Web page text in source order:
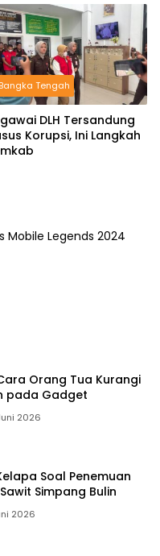
Bangka Tengah
DLH Tersandung
Korupsi, Ini Langkah
Mobile Legends 2024
Orang Tua Kurangi
pada Gadget
2026
Soal Penemuan
Simpang Bulin
2026